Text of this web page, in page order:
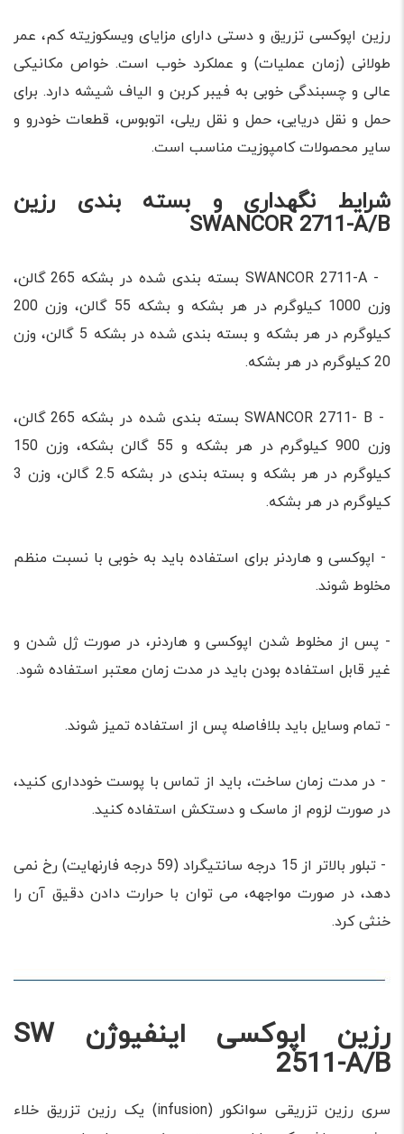
رزین اپوکسی تزریق و دستی دارای مزایای ویسکوزیته کم، عمر
طولانی (زمان عملیات) و عملکرد خوب است. خواص مکانیکی
عالی و چسبندگی خوبی به فیبر کربن و الیاف شیشه دارد. برای
حمل و نقل دریایی، حمل و نقل ریلی، اتوبوس، قطعات خودرو و
سایر محصولات کامپوزیت مناسب است.
شرایط نگهداری و بسته بندی رزین
SWANCOR 2711-A/B
- SWANCOR 2711-A بسته بندی شده در بشکه 265 گالن،
وزن 1000 کیلوگرم در هر بشکه و بشکه 55 گالن، وزن 200
کیلوگرم در هر بشکه و بسته بندی شده در بشکه 5 گالن، وزن
20 کیلوگرم در هر بشکه.
- SWANCOR 2711- B بسته بندی شده در بشکه 265 گالن،
وزن 900 کیلوگرم در هر بشکه و 55 گالن بشکه، وزن 150
کیلوگرم در هر بشکه و بسته بندی در بشکه 2.5 گالن، وزن 3
کیلوگرم در هر بشکه.
- اپوکسی و هاردنر برای استفاده باید به خوبی با نسبت منظم
مخلوط شوند.
- پس از مخلوط شدن اپوکسی و هاردنر، در صورت ژل شدن و
غیر قابل استفاده بودن باید در مدت زمان معتبر استفاده شود.
- تمام وسایل باید بلافاصله پس از استفاده تمیز شوند.
- در مدت زمان ساخت، باید از تماس با پوست خودداری کنید،
در صورت لزوم از ماسک و دستکش استفاده کنید.
- تبلور بالاتر از 15 درجه سانتیگراد (59 درجه فارنهایت) رخ نمی
دهد، در صورت مواجهه، می توان با حرارت دادن دقیق آن را
خنثی کرد.
رزین اپوکسی اینفیوژن SW
2511-A/B
سری رزین تزریقی سوانکور (infusion) یک رزین تزریق خلاء